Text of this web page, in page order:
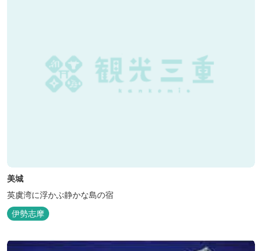
美城
英虞湾に浮かぶ静かな島の宿
伊勢志摩